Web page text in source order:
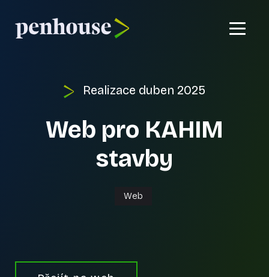
Co umíme?
Reference
Kontakt
Realizace duben 2025
Web pro KAHIM
stavby
Web